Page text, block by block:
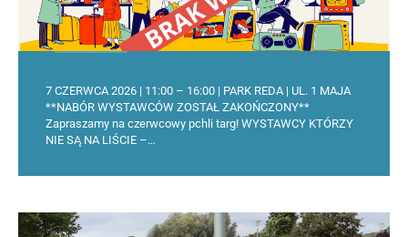
7 CZERWCA 2026 | 11:00 – 16:00 | PARK REDA | UL. 1 MAJA
**NABÓR WYSTAWCÓW ZOSTAŁ ZAKOŃCZONY**
Zapraszamy na czerwcowy pchli targ! WYSTAWCY KTÓRZY
NIE SĄ NA LIŚCIE –…